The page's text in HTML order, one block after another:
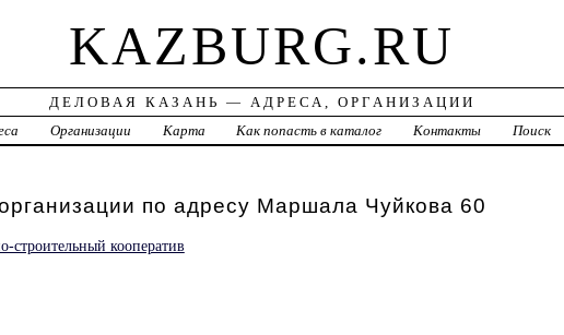
KAZBURG.RU
ДЕЛОВАЯ КАЗАНЬ — АДРЕСА, ОРГАНИЗАЦИИ
Организации Карта Как попасть в каталог Контакты Поиск
по адресу Маршала Чуйкова 60
строительный кооператив